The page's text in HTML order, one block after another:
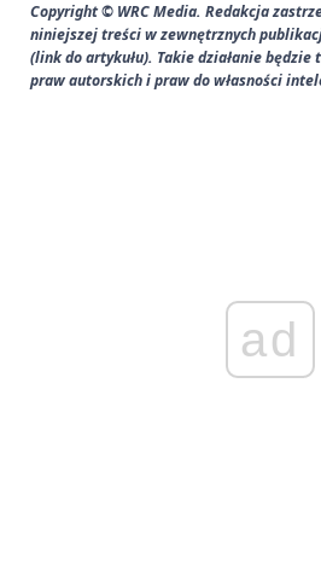
Copyright © WRC Media. Redakcja
niniejszej treści w zewnętrznych
(link do artykułu). Takie działanie
praw autorskich i praw do własności
ad